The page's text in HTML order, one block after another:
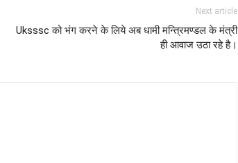
Next article
Uksssc को भंग करने के लिये अब धामी मन्त्रिमण्डल के मंत्री
ही आवाज उठा रहे है।